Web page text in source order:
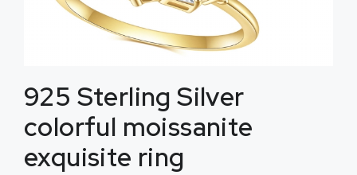
925 Sterling Silver
colorful moissanite
exquisite ring